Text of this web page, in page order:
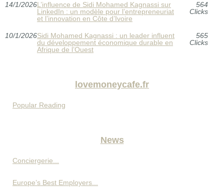
14/1/2026L’influence de Sidi Mohamed Kagnassi sur
LinkedIn : un modèle pour l’entrepreneuriat
et l’innovation en Côte d’Ivoire
564
Clicks
10/1/2026Sidi Mohamed Kagnassi : un leader influent
du développement économique durable en
Afrique de l’Ouest
565
Clicks
lovemoneycafe.fr
Popular Reading
News
Conciergerie...
Europe’s Best Employers...